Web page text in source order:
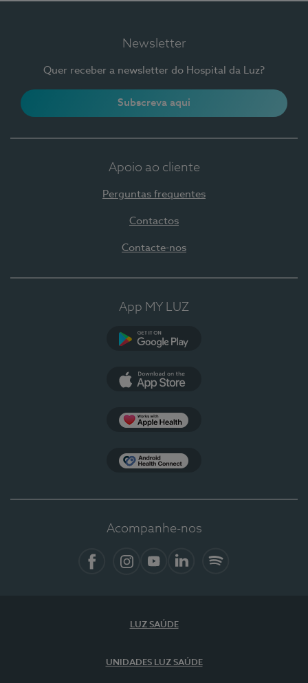
Newsletter
Quer receber a newsletter do Hospital da Luz?
Subscreva aqui
Apoio ao cliente
Perguntas frequentes
Contactos
Contacte-nos
App MY LUZ
Acompanhe-nos
LUZ SAÚDE
UNIDADES LUZ SAÚDE